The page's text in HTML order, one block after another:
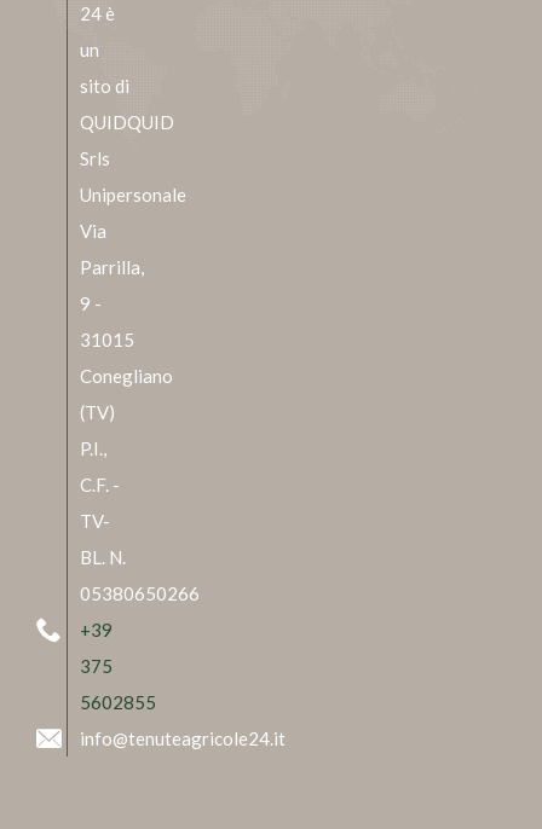
24 è
un
sito di
QUIDQUID
Srls
Unipersonale
Via
Parrilla,
9 -
31015
Conegliano
(TV)
P.I.,
C.F. -
TV-
BL. N.
05380650266
+39
375
5602855
info@tenuteagricole24.it